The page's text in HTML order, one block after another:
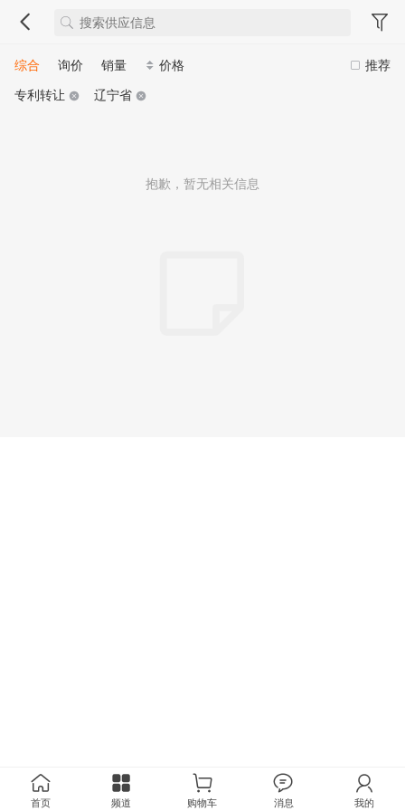
推荐
综合 询价 销量
价格
专利转让
辽宁省
抱歉，暂无相关信息
首页 频道 购物车 消息 我的